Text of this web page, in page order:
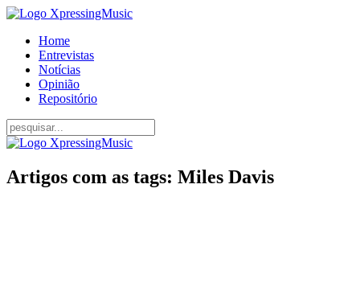
Home
Entrevistas
Notícias
Opinião
Repositório
Artigos com as tags: Miles Davis